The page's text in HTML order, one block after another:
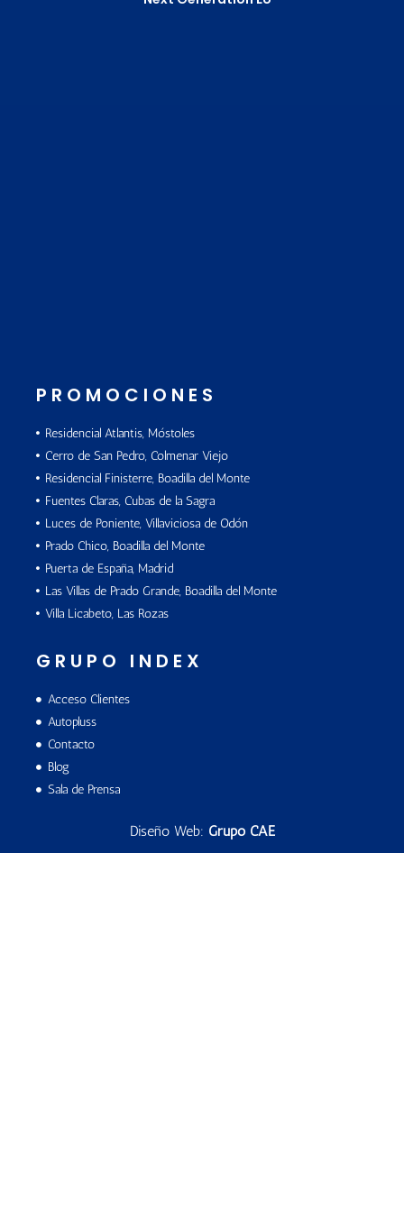
PROMOCIONES
Residencial Atlantis, Móstoles
Cerro de San Pedro, Colmenar Viejo
Residencial Finisterre, Boadilla del Monte
Fuentes Claras, Cubas de la Sagra
Luces de Poniente, Villaviciosa de Odón
Prado Chico, Boadilla del Monte
Puerta de España, Madrid
Las Villas de Prado Grande, Boadilla del Monte
Villa Licabeto, Las Rozas
GRUPO INDEX
Acceso Clientes
Autopluss
Contacto
Blog
Sala de Prensa
Diseño Web: Grupo CAE